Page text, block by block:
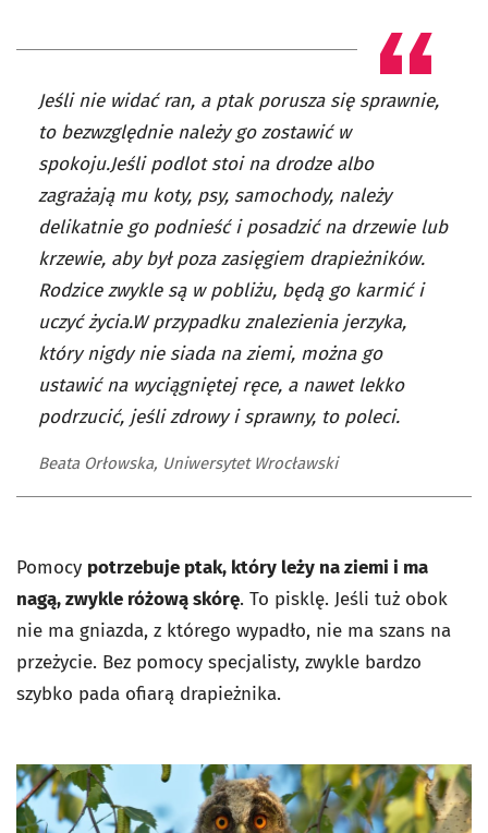
Jeśli nie widać ran, a ptak porusza się sprawnie,
to bezwzględnie należy go zostawić w
spokoju.Jeśli podlot stoi na drodze albo
zagrażają mu koty, psy, samochody, należy
delikatnie go podnieść i posadzić na drzewie lub
krzewie, aby był poza zasięgiem drapieżników.
Rodzice zwykle są w pobliżu, będą go karmić i
uczyć życia.W przypadku znalezienia jerzyka,
który nigdy nie siada na ziemi, można go
ustawić na wyciągniętej ręce, a nawet lekko
podrzucić, jeśli zdrowy i sprawny, to poleci.
Beata Orłowska, Uniwersytet Wrocławski
Pomocy potrzebuje ptak, który leży na ziemi i ma
nagą, zwykle różową skórę. To pisklę. Jeśli tuż obok
nie ma gniazda, z którego wypadło, nie ma szans na
przeżycie. Bez pomocy specjalisty, zwykle bardzo
szybko pada ofiarą drapieżnika.